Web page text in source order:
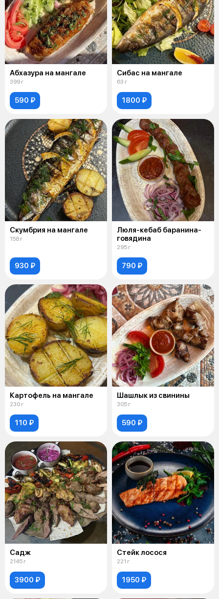
Абхазура на мангале
399 г
590 ₽
Сибас на мангале
63 г
1800 ₽
Скумбрия на мангале
158 г
930 ₽
Люля-кебаб баранина-
говядина
295 г
790 ₽
Картофель на мангале
230 г
110 ₽
Шашлык из свинины
305 г
590 ₽
Садж
2145 г
3900 ₽
Стейк лосося
221 г
1950 ₽